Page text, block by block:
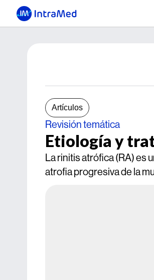
Artículos
Revisión temática
Etiología y
La rinitis atrófica (RA) es
atrofia progresiva de la